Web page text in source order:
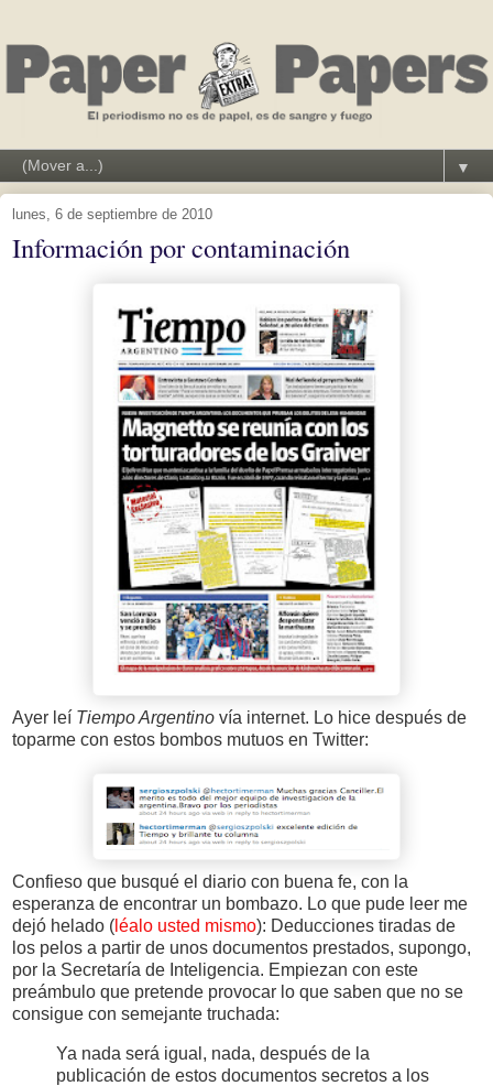
▼
lunes, 6 de septiembre de 2010
Información por contaminación
Ayer leí Tiempo Argentino vía internet. Lo hice después de
toparme con estos bombos mutuos en Twitter:
Confieso que busqué el diario con buena fe, con la
esperanza de encontrar un bombazo. Lo que pude leer me
dejó helado ( léalo usted mismo): Deducciones tiradas de
los pelos a partir de unos documentos prestados, supongo,
por la Secretaría de Inteligencia. Empiezan con este
preámbulo que pretende provocar lo que saben que no se
consigue con semejante truchada:
Ya nada será igual, nada, después de la
publicación de estos documentos secretos a los